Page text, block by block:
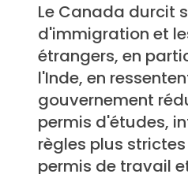
Le Canada durcit
d'immigration et
étrangers, en
l'Inde, en
gouvernement
permis d'études,
règles plus
permis de travail